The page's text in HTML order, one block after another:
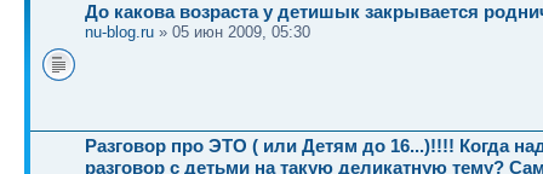
До какова возраста у детишык закрывается
nu-blog.ru » 05 июн 2009, 05:30
Разговор про ЭТО ( или Детям до 16...)!!!! Когда
разговор с детьми на такую деликатную тему?